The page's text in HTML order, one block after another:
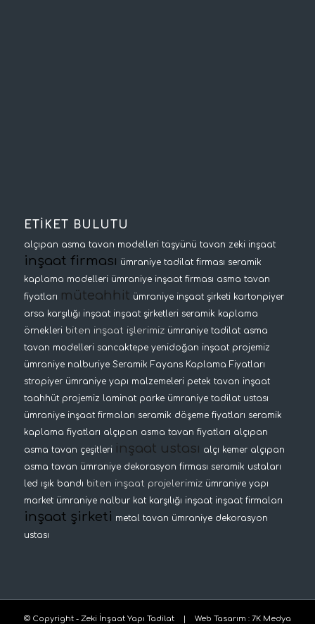
ETİKET BULUTU
alçıpan asma tavan modelleri taşyünü tavan zeki inşaat
inşaat firması ümraniye tadilat firması seramik
kaplama modelleri ümraniye inşaat firması asma tavan
fiyatları müteahhit ümraniye inşaat şirketi kartonpiyer
arsa karşılığı inşaat inşaat şirketleri seramik kaplama
örnekleri biten inşaat işlerimiz ümraniye tadilat asma
tavan modelleri sancaktepe yenidoğan inşaat projemiz
ümraniye nalburiye Seramik Fayans Kaplama Fiyatları
stropiyer ümraniye yapı malzemeleri petek tavan inşaat
taahhüt projemiz laminat parke ümraniye tadilat ustası
ümraniye inşaat firmaları seramik döşeme fiyatları seramik
kaplama fiyatları alçıpan asma tavan fiyatları alçıpan
asma tavan çeşitleri inşaat ustası alçı kemer alçıpan
asma tavan ümraniye dekorasyon firması seramik ustaları
led ışık bandı biten inşaat projelerimiz ümraniye yapı
market ümraniye nalbur kat karşılığı inşaat inşaat firmaları
inşaat şirketi metal tavan ümraniye dekorasyon
ustası
© Copyright - Zeki İnşaat Yapı Tadilat | Web Tasarım : 7K Medya